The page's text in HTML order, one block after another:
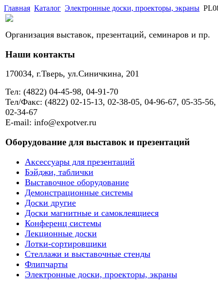
Главная Каталог Электронные доски, проекторы, экраны
Организация выставок, презентаций, семинаров и пр.
Наши контакты
170034, г.Тверь, ул.Синичкина, 201
Тел: (4822) 04-45-98, 04-91-70
Тел/Факс: (4822) 02-15-13, 02-38-05, 04-96-67, 05-35-56,
02-34-67
E-mail: info@expotver.ru
Оборудование для выставок и презентаций
Аксессуары для презентаций
Бэйджи, таблички
Выставочное оборудование
Демонстрационные системы
Доски другие
Доски магнитные и самоклеящиеся
Конференц системы
Лекционные доски
Лотки-сортировщики
Стеллажи и выставочные стенды
Флипчарты
Электронные доски, проекторы, экраны